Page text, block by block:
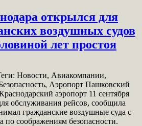
открылся для
воздушных судов
лет простоя
Новости, Авиакомпании,
Аэропорт Пашковский
аэропорт 11 сентября
обслуживания рейсов, сообщила
гражданские воздушные суда с
по соображениям безопасности.